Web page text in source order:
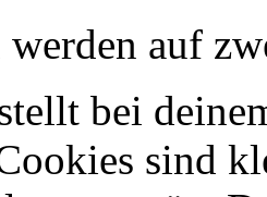
auf
bei
sind